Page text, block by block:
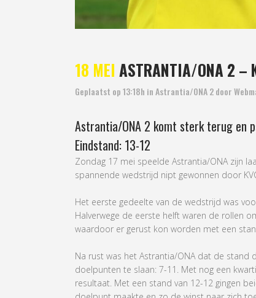
18 MEI ASTRANTIA/ONA 2 –
Geplaatst op 13:18h inAstrantia/ONA 2door
Astrantia/ONA 2 komt sterk terug en
Eindstand: 13-12
Zondag 17 mei speelde Astrantia/ONA zijn
spannende wedstrijd nipt gewonnen door
Het eerste gedeelte van de wedstrijd was
Halverwege de eerste helft waren de rollen
waardoor er gerust kon worden met een
Na rust was het Astrantia/ONA dat de stand
doelpunten te slaan: 7-11. Met nog een
resultaat. Met een stand van 12-12 gingen